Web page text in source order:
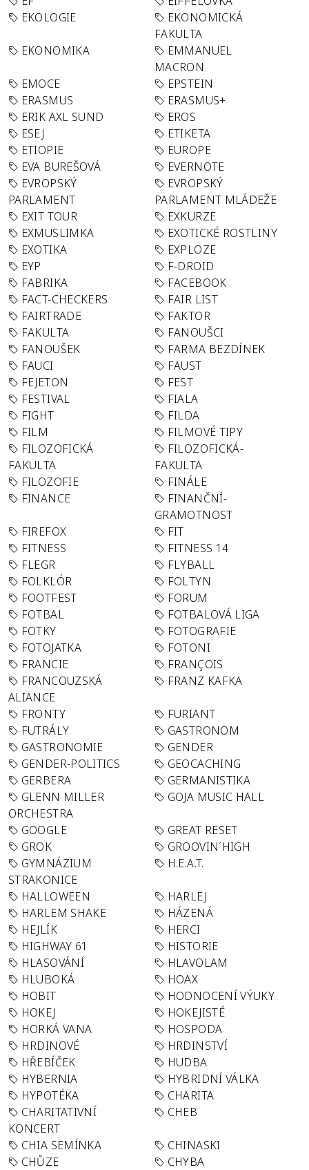
EKOLOGIE
EKONOMICKÁ
FAKULTA
EKONOMIKA
EMMANUEL
MACRON
EMOCE
EPSTEIN
ERASMUS
ERASMUS+
ERIK AXL SUND
EROS
ESEJ
ETIKETA
ETIOPIE
EUROPE
EVA BUREŠOVÁ
EVERNOTE
EVROPSKÝ
PARLAMENT
EVROPSKÝ
PARLAMENT MLÁDEŽE
EXIT TOUR
EXKURZE
EXMUSLIMKA
EXOTICKÉ ROSTLINY
EXOTIKA
EXPLOZE
EYP
F-DROID
FABRIKA
FACEBOOK
FACT-CHECKERS
FAIR LIST
FAIRTRADE
FAKTOR
FAKULTA
FANOUŠCI
FANOUŠEK
FARMA BEZDÍNEK
FAUCI
FAUST
FEJETON
FEST
FESTIVAL
FIALA
FIGHT
FILDA
FILM
FILMOVÉ TIPY
FILOZOFICKÁ
FAKULTA
FILOZOFICKÁ-
FAKULTA
FILOZOFIE
FINÁLE
FINANCE
FINANČNÍ-
GRAMOTNOST
FIREFOX
FIT
FITNESS
FITNESS 14
FLEGR
FLYBALL
FOLKLÓR
FOLTYN
FOOTFEST
FORUM
FOTBAL
FOTBALOVÁ LIGA
FOTKY
FOTOGRAFIE
FOTOJATKA
FOTONI
FRANCIE
FRANÇOIS
FRANCOUZSKÁ
ALIANCE
FRANZ KAFKA
FRONTY
FURIANT
FUTRÁLY
GASTRONOM
GASTRONOMIE
GENDER
GENDER-POLITICS
GEOCACHING
GERBERA
GERMANISTIKA
GLENN MILLER
ORCHESTRA
GOJA MUSIC HALL
GOOGLE
GREAT RESET
GROK
GROOVIN´HIGH
GYMNÁZIUM
STRAKONICE
H.E.A.T.
HALLOWEEN
HARLEJ
HARLEM SHAKE
HÁZENÁ
HEJLÍK
HERCI
HIGHWAY 61
HISTORIE
HLASOVÁNÍ
HLAVOLAM
HLUBOKÁ
HOAX
HOBIT
HODNOCENÍ VÝUKY
HOKEJ
HOKEJISTÉ
HORKÁ VANA
HOSPODA
HRDINOVÉ
HRDINSTVÍ
HŘEBÍČEK
HUDBA
HYBERNIA
HYBRIDNÍ VÁLKA
HYPOTÉKA
CHARITA
CHARITATIVNÍ
KONCERT
CHEB
CHIA SEMÍNKA
CHINASKI
CHŮZE
CHYBA